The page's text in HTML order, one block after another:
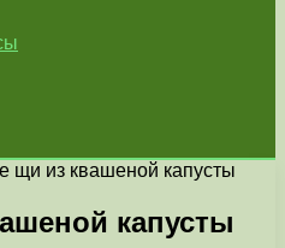
щи из квашеной капусты
капусты